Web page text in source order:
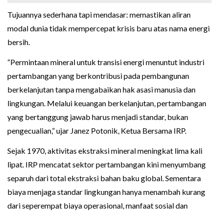
Tujuannya sederhana tapi mendasar: memastikan aliran
modal dunia tidak mempercepat krisis baru atas nama energi
bersih.
“Permintaan mineral untuk transisi energi menuntut industri
pertambangan yang berkontribusi pada pembangunan
berkelanjutan tanpa mengabaikan hak asasi manusia dan
lingkungan. Melalui keuangan berkelanjutan, pertambangan
yang bertanggung jawab harus menjadi standar, bukan
pengecualian,” ujar Janez Potonik, Ketua Bersama IRP.
Sejak 1970, aktivitas ekstraksi mineral meningkat lima kali
lipat. IRP mencatat sektor pertambangan kini menyumbang
separuh dari total ekstraksi bahan baku global. Sementara
biaya menjaga standar lingkungan hanya menambah kurang
dari seperempat biaya operasional, manfaat sosial dan